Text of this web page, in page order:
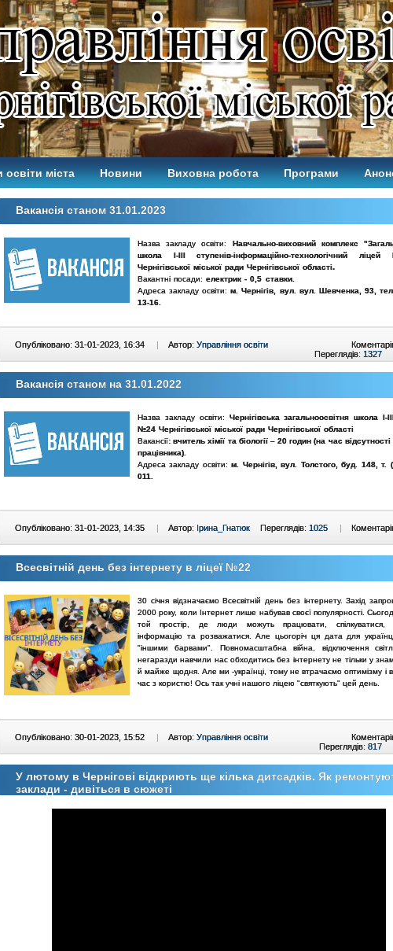
освіти міста Новини Виховна робота Програми
Вакансія станом 31.01.2023
Назва закладу освіти: Навчально-виховний комплекс
школа І-ІІІ ступенів-інформаційно-технологічний
Чернігівської міської ради Чернігівської області.
Вакантні посади:електрик - 0,5 ставки.
Адреса закладу освіти:м. Чернігів, вул. вул. Шевченка, 93,
13-16.
Опубліковано: 31-01-2023, 16:34 | Автор: Управління освіти
Переглядів: 1327
Вакансія станом на 31.01.2022
Назва закладу освіти: Чернігівська загальноосвітня школа І-
№24 Чернігівської міської ради Чернігівської області
Вакансії: вчитель хімії та біології – 20 годин (на час
працівника).
Адреса закладу освіти:м. Чернігів, вул. Толстого, буд. 148, т.
011.
Опубліковано: 31-01-2023, 14:35 | Автор: Ірина_Гнатюк Переглядів: 1025 |
Всесвітній день без інтернету в ліцеї №22
30 січня відзначаємо Всесвітній день без інтернету. Захід
2000 року, коли Інтернет лише набував своєї популярності.
той простір, де люди можуть працювати, спілкуватися,
інформацію та розважатися. Але цьогоріч ця дата для
"іншими барвами". Повномасштабна війна, відключення
негаразди навчили нас обходитись без інтернету не тільки у
й майже щодня. Але ми -українці, тому не втрачаємо оптимізму і
час з користю! Ось так учні нашого ліцею "святкують" цей день.
Опубліковано: 30-01-2023, 15:52 | Автор: Управління освіти
Переглядів: 817
У лютому в Чернігові відкриють ще кілька дитсадків. Як
заклади - дивіться в сюжеті